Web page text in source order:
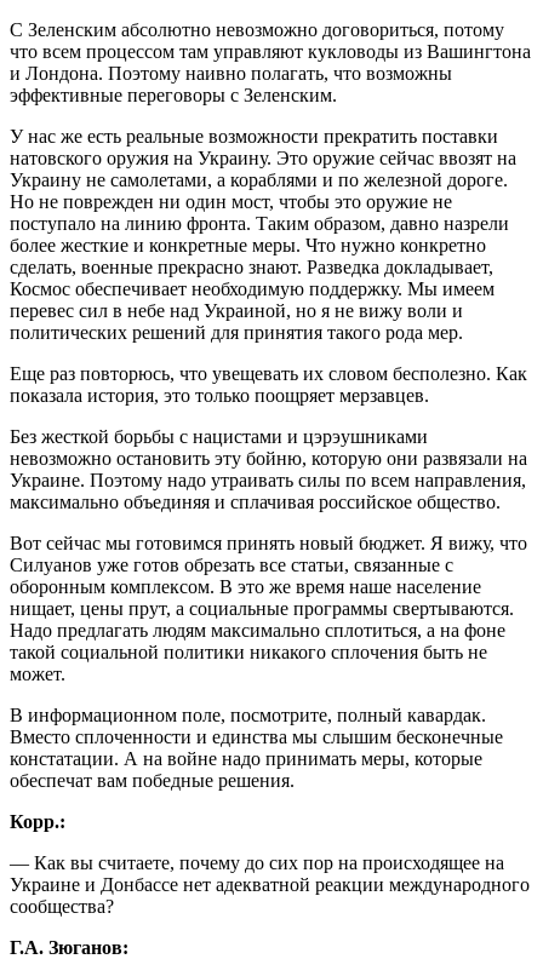
С Зеленским абсолютно невозможно договориться, потому
что всем процессом там управляют кукловоды из Вашингтона
и Лондона. Поэтому наивно полагать, что возможны
эффективные переговоры с Зеленским.
У нас же есть реальные возможности прекратить поставки
натовского оружия на Украину. Это оружие сейчас ввозят на
Украину не самолетами, а кораблями и по железной дороге.
Но не поврежден ни один мост, чтобы это оружие не
поступало на линию фронта. Таким образом, давно назрели
более жесткие и конкретные меры. Что нужно конкретно
сделать, военные прекрасно знают. Разведка докладывает,
Космос обеспечивает необходимую поддержку. Мы имеем
перевес сил в небе над Украиной, но я не вижу воли и
политических решений для принятия такого рода мер.
Еще раз повторюсь, что увещевать их словом бесполезно. Как
показала история, это только поощряет мерзавцев.
Без жесткой борьбы с нацистами и цэрэушниками
невозможно остановить эту бойню, которую они развязали на
Украине. Поэтому надо утраивать силы по всем направления,
максимально объединяя и сплачивая российское общество.
Вот сейчас мы готовимся принять новый бюджет. Я вижу, что
Силуанов уже готов обрезать все статьи, связанные с
оборонным комплексом. В это же время наше население
нищает, цены прут, а социальные программы свертываются.
Надо предлагать людям максимально сплотиться, а на фоне
такой социальной политики никакого сплочения быть не
может.
В информационном поле, посмотрите, полный кавардак.
Вместо сплоченности и единства мы слышим бесконечные
констатации. А на войне надо принимать меры, которые
обеспечат вам победные решения.
Корр.:
— Как вы считаете, почему до сих пор на происходящее на
Украине и Донбассе нет адекватной реакции международного
сообщества?
Г.А. Зюганов: